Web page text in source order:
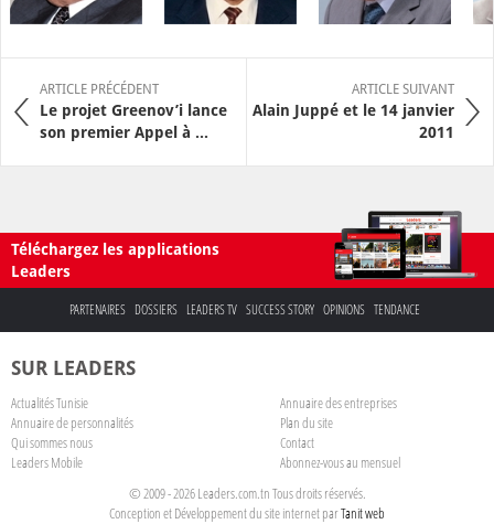
ARTICLE PRÉCÉDENT
Le projet Greenov’i lance
son premier Appel à ...
ARTICLE SUIVANT
Alain Juppé et le 14 janvier
2011
Téléchargez les applications
Leaders
PARTENAIRES DOSSIERS LEADERS TV SUCCESS STORY OPINIONS TENDANCE
SUR LEADERS
Actualités Tunisie
Annuaire des entreprises
Annuaire de personnalités
Plan du site
Qui sommes nous
Contact
Leaders Mobile
Abonnez-vous au mensuel
© 2009 - 2026 Leaders.com.tn Tous droits réservés.
Conception et Développement du site internet parTanit web